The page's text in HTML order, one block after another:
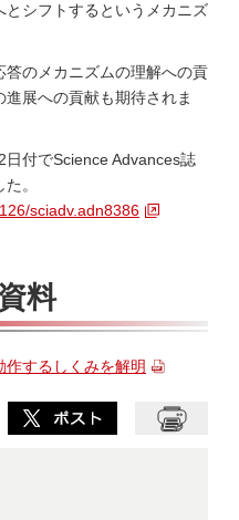
シフトするというメカニズ
のメカニズムの理解への貢
展への貢献も期待されま
付でScience Advances誌
。
sciadv.adn8386
料
するしくみを解明